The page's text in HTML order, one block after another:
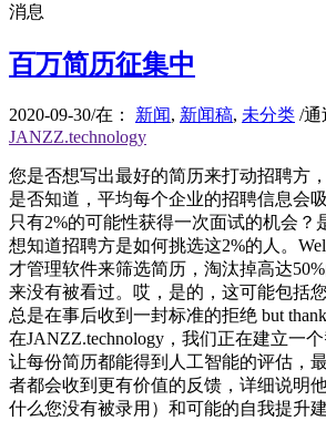
消息
百万简历征集中
2020-09-30/在： 新闻, 新闻稿, 未分类 /通
JANZZ.technology
您是否想写出最好的简历来打动招聘方
是否知道，平均每个企业的招聘信息会
只有2%的可能性获得一次面试的机会？
想知道招聘方是如何挑选这2%的人。
才管理软件来筛选简历，淘汰掉高达
来没有被看过。哎，是的，这可能包括
总是在事后收到一封标准的拒绝 but thank
在JANZZ.technology，我们正在建立一
让每份简历都能得到人工智能的评估，
者都会收到更有价值的反馈，详细说明
什么您没有被录用）和可能的自我提升